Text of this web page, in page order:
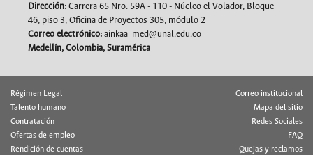
Dirección: Carrera 65 Nro. 59A - 110 - Núcleo el Volador, Bloque
46, piso 3, Oficina de Proyectos 305, módulo 2
Correo electrónico: ainkaa_med@unal.edu.co
Medellín, Colombia, Suramérica
Régimen Legal
Talento humano
Contratación
Ofertas de empleo
Rendición de cuentas
Correo institucional
Mapa del sitio
Redes Sociales
FAQ
Quejas y reclamos